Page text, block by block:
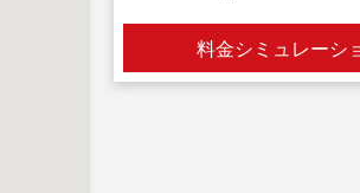
料金シミュレーシ